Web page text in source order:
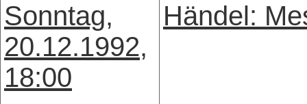
Sonntag,
20.12.1992,
18:00
Händel: